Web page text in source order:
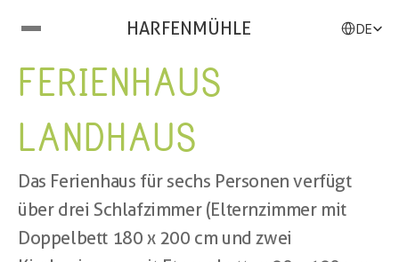
HARFENMÜHLE DE
FERIENHAUS
LANDHAUS
Das Ferienhaus für sechs Personen verfügt
über drei Schlafzimmer (Elternzimmer mit
Doppelbett 180  x 200 cm und zwei